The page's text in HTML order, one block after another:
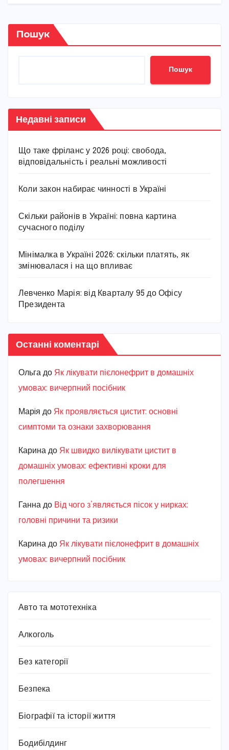
Пошук
Пошук
Недавні записи
Що таке фріланс у 2026 році: свобода,
відповідальність і реальні можливості
Коли закон набирає чинності в Україні
Скільки районів в Україні: повна картина
сучасного поділу
Мінімалка в Україні 2026: скільки платять, як
змінювалася і на що впливає
Левченко Марія: від Кварталу 95 до Офісу
Президента
Останні коментарі
Ольга до Як лікувати пієлонефрит в домашніх
умовах: вичерпний посібник
Марiя до Як проявляється цистит: основні
симптоми та ознаки захворювання
Карина до Як швидко вилікувати цистит в
домашніх умовах: ефективні кроки для
полегшення
Ганна до Від чого з’являється пісок у нирках:
головні причини та ризики
Карина до Як лікувати пієлонефрит в домашніх
умовах: вичерпний посібник
Авто та мототехніка
Алкоголь
Без категорії
Безпека
Біографії та історії життя
Бодибілдинг